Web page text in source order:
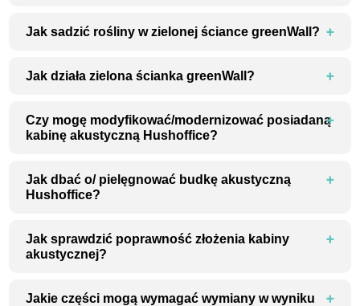
Jak sadzić rośliny w zielonej ściance greenWall?
Jak działa zielona ścianka greenWall?
Czy mogę modyfikować/modernizować posiadaną
kabinę akustyczną Hushoffice?
Jak dbać o/ pielęgnować budkę akustyczną
Hushoffice?
Jak sprawdzić poprawność złożenia kabiny
akustycznej?
Jakie części mogą wymagać wymiany w wyniku